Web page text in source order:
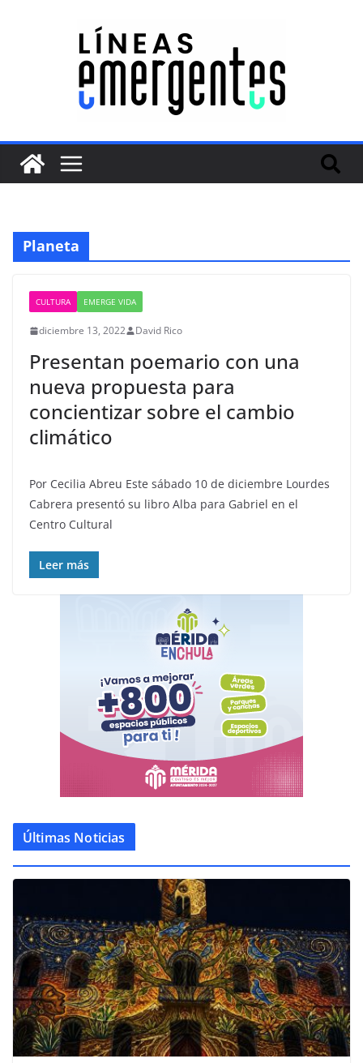
Planeta
CULTURA EMERGE VIDA
diciembre 13, 2022 David Rico
Presentan poemario con una
nueva propuesta para
concientizar sobre el cambio
climático
Por Cecilia Abreu Este sábado 10 de diciembre Lourdes
Cabrera presentó su libro Alba para Gabriel en el
Centro Cultural
Leer más
Últimas Noticias